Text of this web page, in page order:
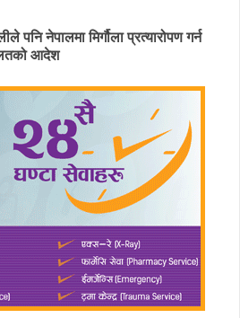
पनि नेपालमा मिर्गौला प्रत्यारोपण गर्न
आदेश